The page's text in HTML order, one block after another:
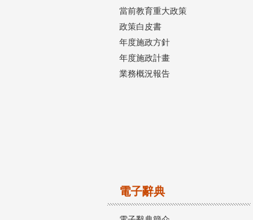
當前教育重大政策
政策白皮書
年度施政方針
年度施政計畫
業務概況報告
電子辭典